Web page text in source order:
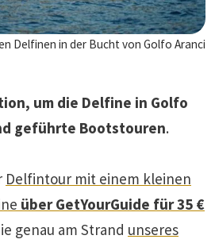
Delfinen in der Bucht von Golfo Aranci
um die Delfine in Golfo
geführte Bootstouren.
Delfintour mit einem kleinen
über GetYourGuide für 35 €
genau am Strand unseres